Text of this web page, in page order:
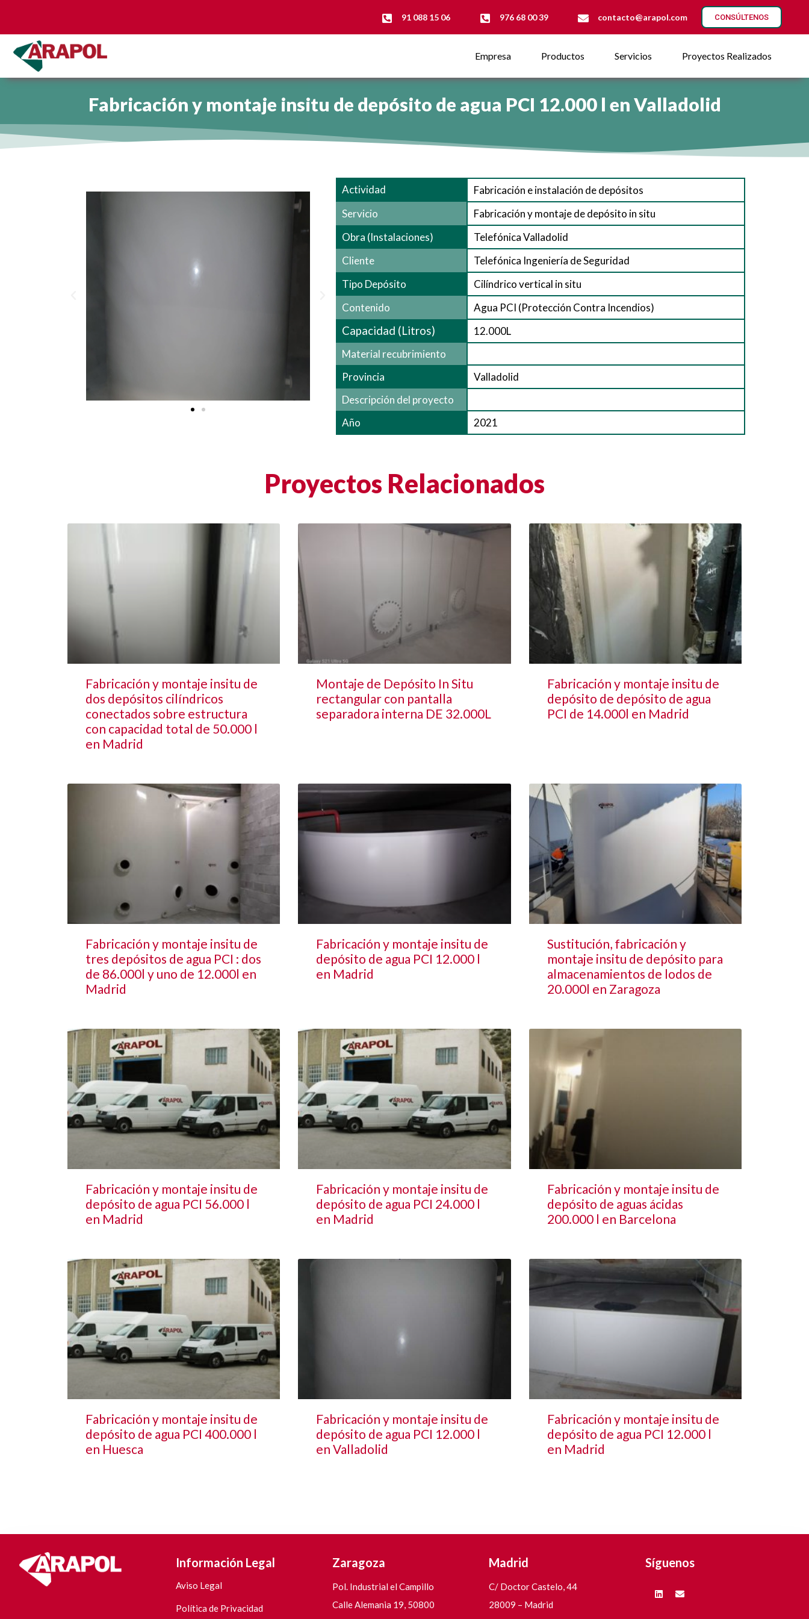
91 088 15 06 976 68 00 39 contacto@arapol.com CONSÚLTENOS
Empresa Productos Servicios Proyectos Realizados
Fabricación y montaje insitu de depósito de agua PCI 12.000 l en Valladolid
Actividad
Fabricación e instalación de depósitos
Servicio
Fabricación y montaje de depósito in situ
Obra (Instalaciones)
Telefónica Valladolid
Cliente
Telefónica Ingeniería de Seguridad
Tipo Depósito
Cilíndrico vertical in situ
Contenido
Agua PCI (Protección Contra Incendios)
Capacidad (Litros)
12.000L
Material recubrimiento
Provincia
Valladolid
Descripción del proyecto
Año
2021
Proyectos Relacionados
Fabricación y montaje insitu de
dos depósitos cilíndricos
conectados sobre estructura
con capacidad total de 50.000 l
en Madrid
Montaje de Depósito In Situ
rectangular con pantalla
separadora interna DE 32.000L
Fabricación y montaje insitu de
depósito de depósito de agua
PCI de 14.000l en Madrid
Fabricación y montaje insitu de
tres depósitos de agua PCI : dos
de 86.000l y uno de 12.000l en
Madrid
Fabricación y montaje insitu de
depósito de agua PCI 12.000 l
en Madrid
Sustitución, fabricación y
montaje insitu de depósito para
almacenamientos de lodos de
20.000l en Zaragoza
Fabricación y montaje insitu de
depósito de agua PCI 56.000 l
en Madrid
Fabricación y montaje insitu de
depósito de agua PCI 24.000 l
en Madrid
Fabricación y montaje insitu de
depósito de aguas ácidas
200.000 l en Barcelona
Fabricación y montaje insitu de
depósito de agua PCI 400.000 l
en Huesca
Fabricación y montaje insitu de
depósito de agua PCI 12.000 l
en Valladolid
Fabricación y montaje insitu de
depósito de agua PCI 12.000 l
en Madrid
Información Legal
Aviso Legal
Política de Privacidad
Zaragoza
Pol. Industrial el Campillo
Calle Alemania 19, 50800
Madrid
C/ Doctor Castelo, 44
28009 – Madrid
Síguenos